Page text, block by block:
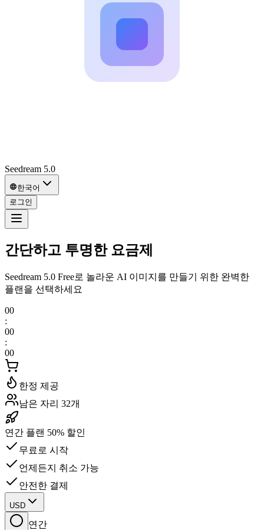
Seedream 5.0
한국어
로그인
간단하고 투명한 요금제
Seedream 5.0 Free로 놀라운 AI 이미지를 만들기 위한 완벽한
플랜을 선택하세요
00
:
00
:
00
한정 제공
남은 자리 32개
연간 플랜 50% 할인
무료로 시작
언제든지 취소 가능
안전한 결제
USD
연간